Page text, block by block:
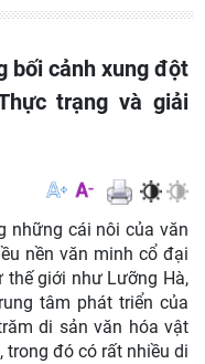
trạng và giải
những cái nôi của văn
nền văn minh cổ đại
giới như Lưỡng Hà,
tâm phát triển của
di sản văn hóa vật
trong đó có rất nhiều di